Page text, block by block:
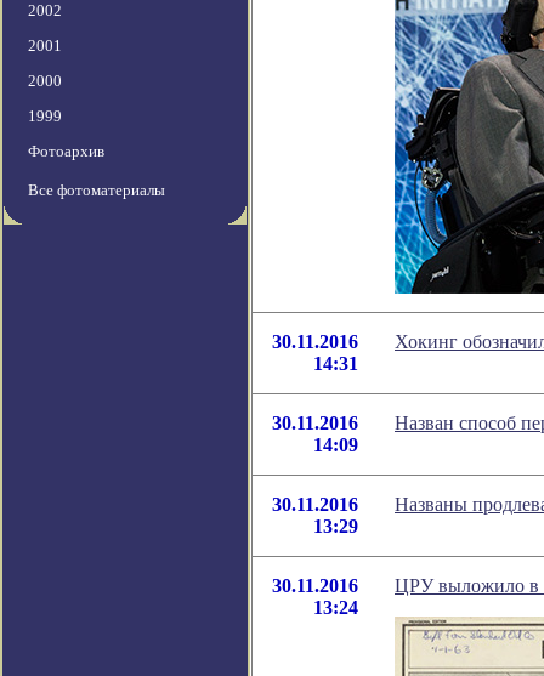
2002
2001
2000
1999
Фотоархив
Все фотоматериалы
30.11.2016
14:31
Хокинг
30.11.2016
14:09
Назван способ
30.11.2016
13:29
Названы
30.11.2016
13:24
ЦРУ выложило в